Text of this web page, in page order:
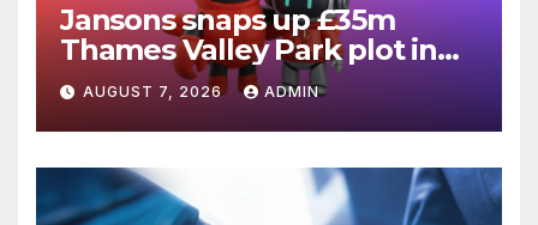
Jansons snaps up £35m
Thames Valley Park plot in
Reading
AUGUST 7, 2026 ADMIN